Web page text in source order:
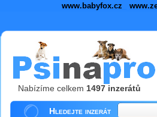
www.babyfox.cz
Nabízíme celkem 1497 inzerátů
Hledejte inzerát